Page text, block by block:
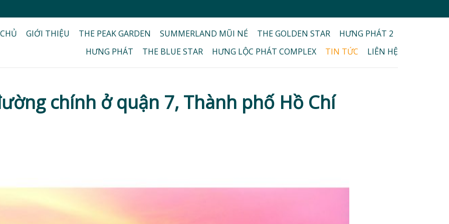
GIỚI THIỆU THE PEAK GARDEN SUMMERLAND MŨI NÉ THE GOLDEN STAR
HƯNG PHÁT 2
HƯNG PHÁT
THE BLUE STAR HƯNG LỘC PHÁT COMPLEX TIN TỨC LIÊN HỆ
chính ở quận 7, Thành phố Hồ Chí